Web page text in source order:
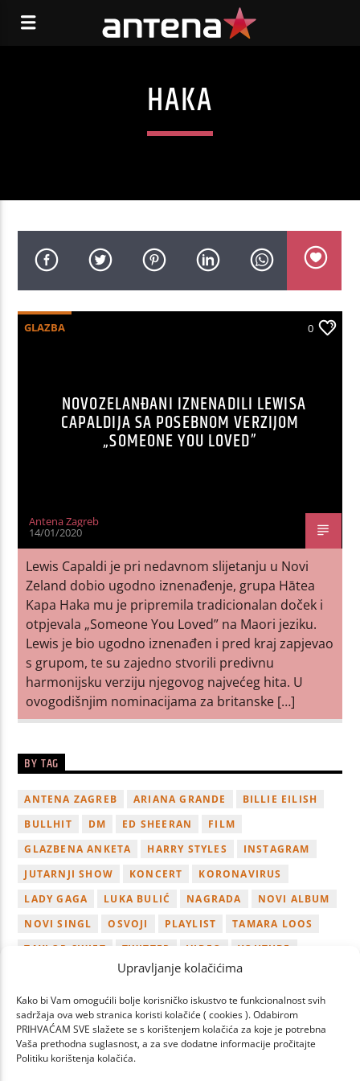
Upravljanje kolačićima
Kako bi Vam omogućili bolje korisničko iskustvo te funkcionalnost svih
sadržaja ova web stranica koristi kolačiće ( cookies ). Odabirom
PRIHVAĆAM SVE slažete se s korištenjem kolačića za koje je potrebna
Vaša prethodna suglasnost, a za sve dodatne informacije pročitajte
Politiku korištenja kolačića.
HAKA
GLAZBA 0
NOVOZELANĐANI IZNENADILI LEWISA
CAPALDIJA SA POSEBNOM VERZIJOM
„SOMEONE YOU LOVED”
Antena Zagreb
14/01/2020
Lewis Capaldi je pri nedavnom slijetanju u Novi
Zeland dobio ugodno iznenađenje, grupa Hātea
Kapa Haka mu je pripremila tradicionalan doček i
otpjevala „Someone You Loved” na Maori jeziku.
Lewis je bio ugodno iznenađen i pred kraj zapjevao
s grupom, te su zajedno stvorili predivnu
harmonijsku verziju njegovog najvećeg hita. U
ovogodišnjim nominacijama za britanske […]
BY TAG
ANTENA ZAGREB ARIANA GRANDE
BILLIE EILISH
BULLHIT
DM ED SHEERAN
FILM
GLAZBENA ANKETA
HARRY STYLES
INSTAGRAM
JUTARNJI SHOW
KONCERT
KORONAVIRUS
LADY GAGA
LUKA BULIĆ NAGRADA
NOVI ALBUM
NOVI SINGL
OSVOJI PLAYLIST
TAMARA LOOS
TAYLOR SWIFT
TWITTER VIDEO
YOUTUBE